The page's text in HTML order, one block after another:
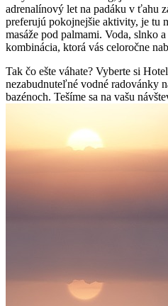
adrenalínový let na padáku v ťahu
preferujú pokojnejšie aktivity, je tu
masáže pod palmami. Voda, slnko
kombinácia, ktorá vás celoročne
Tak čo ešte váhate? Vyberte si
nezabudnuteľné vodné radovánky
bazénoch. Tešíme sa na vašu